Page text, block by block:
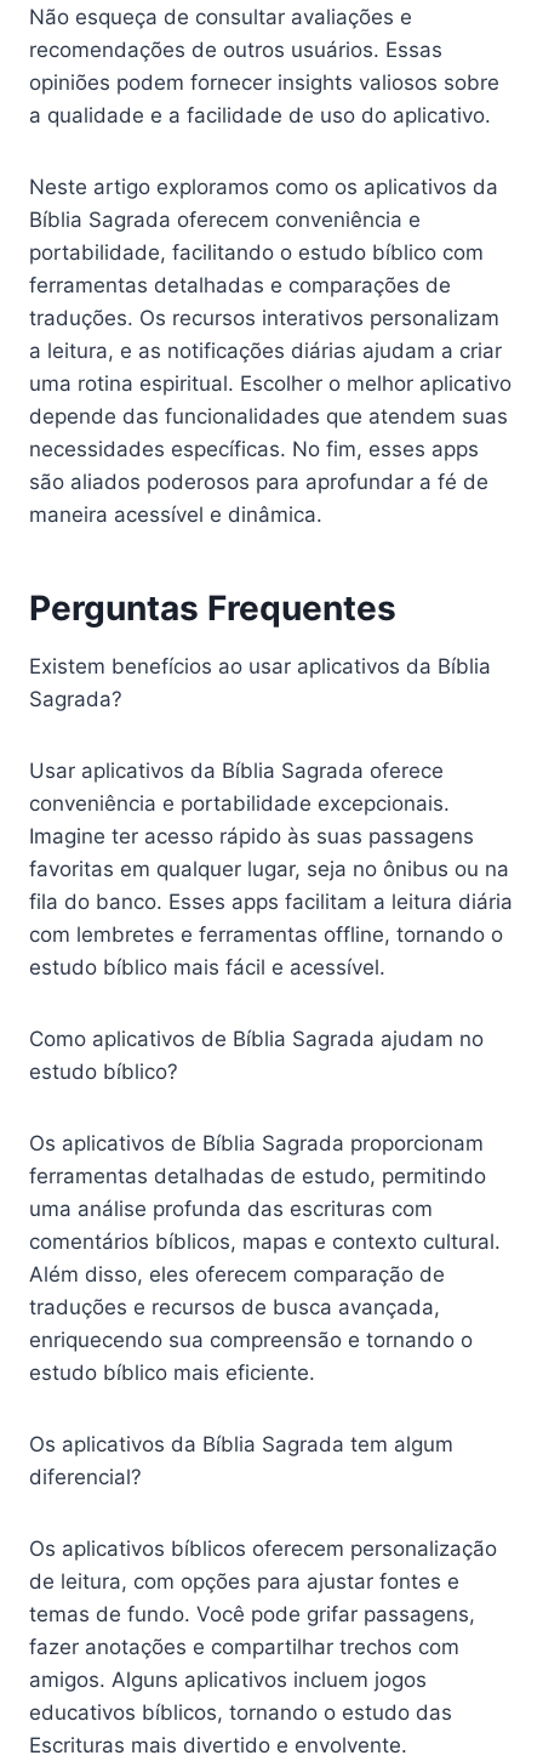
Não esqueça de consultar avaliações e
recomendações de outros usuários. Essas
opiniões podem fornecer insights valiosos sobre
a qualidade e a facilidade de uso do aplicativo.
Neste artigo exploramos como os aplicativos da
Bíblia Sagrada oferecem conveniência e
portabilidade, facilitando o estudo bíblico com
ferramentas detalhadas e comparações de
traduções. Os recursos interativos personalizam
a leitura, e as notificações diárias ajudam a criar
uma rotina espiritual. Escolher o melhor aplicativo
depende das funcionalidades que atendem suas
necessidades específicas. No fim, esses apps
são aliados poderosos para aprofundar a fé de
maneira acessível e dinâmica.
Perguntas Frequentes
Existem benefícios ao usar aplicativos da Bíblia
Sagrada?
Usar aplicativos da Bíblia Sagrada oferece
conveniência e portabilidade excepcionais.
Imagine ter acesso rápido às suas passagens
favoritas em qualquer lugar, seja no ônibus ou na
fila do banco. Esses apps facilitam a leitura diária
com lembretes e ferramentas offline, tornando o
estudo bíblico mais fácil e acessível.
Como aplicativos de Bíblia Sagrada ajudam no
estudo bíblico?
Os aplicativos de Bíblia Sagrada proporcionam
ferramentas detalhadas de estudo, permitindo
uma análise profunda das escrituras com
comentários bíblicos, mapas e contexto cultural.
Além disso, eles oferecem comparação de
traduções e recursos de busca avançada,
enriquecendo sua compreensão e tornando o
estudo bíblico mais eficiente.
Os aplicativos da Bíblia Sagrada tem algum
diferencial?
Os aplicativos bíblicos oferecem personalização
de leitura, com opções para ajustar fontes e
temas de fundo. Você pode grifar passagens,
fazer anotações e compartilhar trechos com
amigos. Alguns aplicativos incluem jogos
educativos bíblicos, tornando o estudo das
Escrituras mais divertido e envolvente.